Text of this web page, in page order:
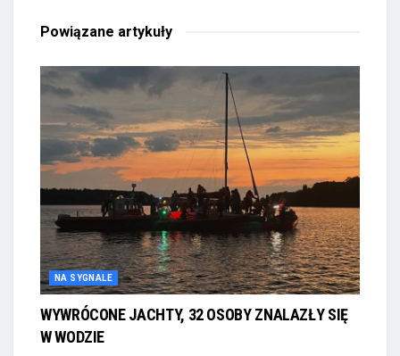
Powiązane artykuły
NA SYGNALE
WYWRÓCONE JACHTY, 32 OSOBY ZNALAZŁY SIĘ
W WODZIE